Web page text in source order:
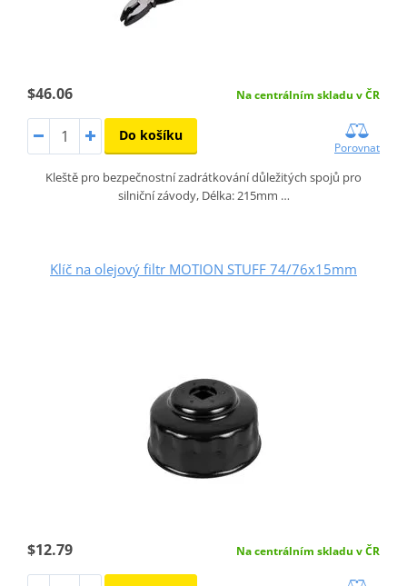
$46.06 Na centrálním skladu v ČR
Do košíku
Porovnat
Kleště pro bezpečnostní zadrátkování důležitých spojů pro
silniční závody, Délka: 215mm …
Klíč na olejový filtr MOTION STUFF 74/76x15mm
$12.79 Na centrálním skladu v ČR